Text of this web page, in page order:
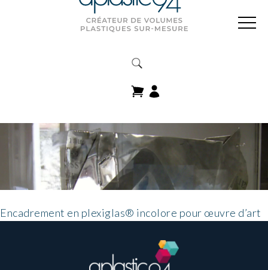
Comment choisir
sa matière
Contactez-nous
Encadrement en plexiglas® incolore pour œuvre d’art